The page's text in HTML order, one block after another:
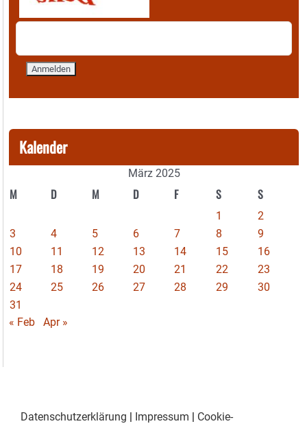
Kalender
März 2025
M D M D F S S
1
2
3
4 5 6 7 8
9
10
11 12 13 14 15
16
17
18 19 20 21 22
23
24
25 26 27 28 29
30
31
« Feb
Apr »
Datenschutzerklärung Impressum
Cookie-